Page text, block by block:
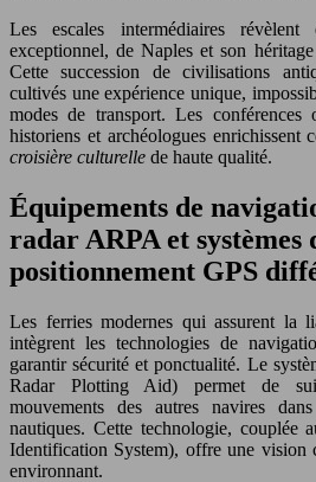
Les escales intermédiaires révèlent
exceptionnel, de Naples et son
Cette succession de civilisations
cultivés une expérience unique,
modes de transport. Les conférences
historiens et archéologues enrichissent
croisière culturelle de haute qualité.
Équipements de
radar ARPA et systèmes
positionnement GPS
Les ferries modernes qui assurent la
intègrent les technologies de
garantir sécurité et ponctualité. Le
Radar Plotting Aid) permet de
mouvements des autres navires
nautiques. Cette technologie, couplée
Identification System), offre une vision
environnant.